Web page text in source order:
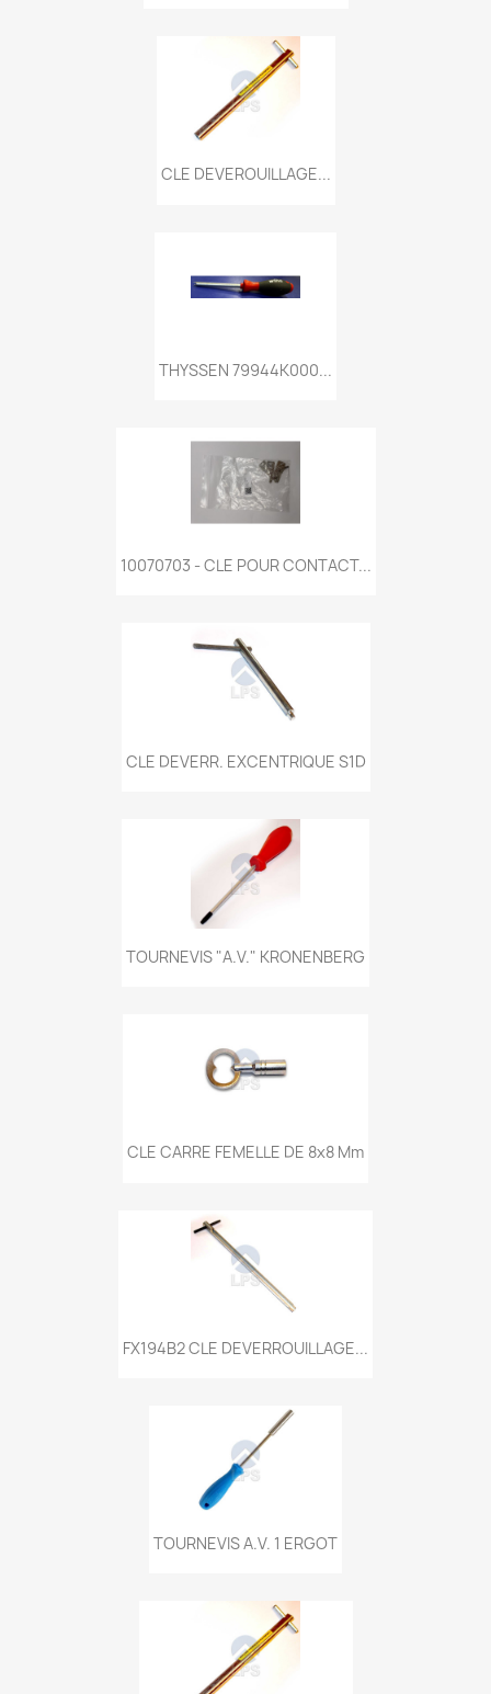
CLE DEVEROUILLAGE...
THYSSEN 79944K000...
10070703 - CLE POUR CONTACT...
CLE DEVERR. EXCENTRIQUE S1D
TOURNEVIS "A.V." KRONENBERG
CLE CARRE FEMELLE DE 8x8 Mm
FX194B2 CLE DEVERROUILLAGE...
TOURNEVIS A.V. 1 ERGOT